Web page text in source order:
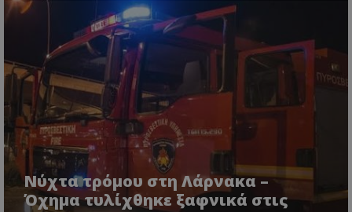
Νύχτα τρόμου στη Λάρνακα –
Όχημα τυλίχθηκε ξαφνικά στις